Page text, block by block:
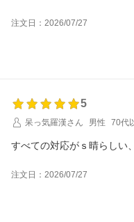
注文日：2026/07/27
5
呆っ気羅漢さん
男性 70代
すべての対応がｓ晴らしい
注文日：2026/07/27